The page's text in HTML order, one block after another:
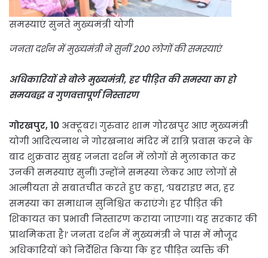
समस्याएं सुनते मुख्यमंत्री योगी
जनता दर्शन में मुख्यमंत्री ने सुनीं 200 लोगों की समस्याएं
अधिकारियों से बोले मुख्यमंत्री, हर पीड़ित की समस्या का हो
समयबद्ध व गुणवत्तापूर्ण निस्तारण
गोरखपुर, 10 अक्टूबर। गुरुवार शाम गोरखपुर आए मुख्यमंत्री
योगी आदित्यनाथ ने गोरखनाथ मंदिर में रात्रि प्रवास करने के
बाद शुक्रवार सुबह जनता दर्शन में लोगों से मुलाकात कर
उनकी समस्याएं सुनीं। उन्होंने समस्या लेकर आए लोगों से
आत्मीयता से सबातचीत करते हुए कहा, ‘घबराइए मत, हर
समस्या का समाधान सुनिश्चित कराएंगे। हर पीड़ित की
शिकायत का प्रभावी निस्तारण कराया जाएगा। यह सरकार की
प्राथमिकता है।’ जनता दर्शन में मुख्यमंत्री ने पास में मौजूद
अधिकारियों को निर्देशित किया कि हर पीड़ित व्यक्ति की